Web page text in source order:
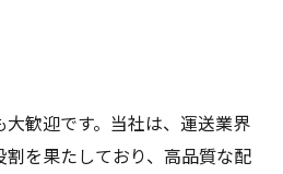
歓迎です。当社は、運送業界
を果たしており、高品質な配